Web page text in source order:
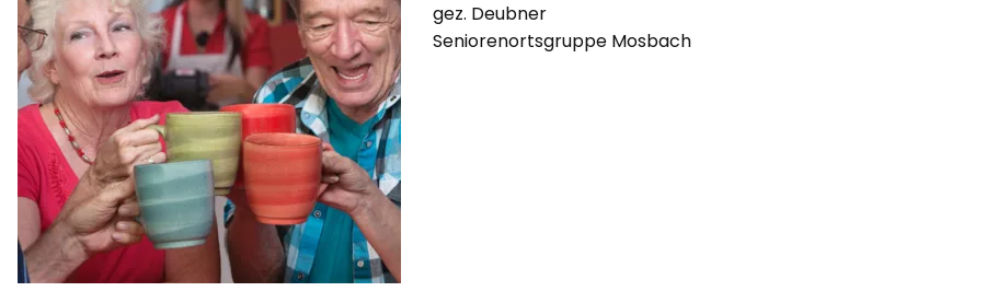
gez. Deubner
Seniorenortsgruppe Mosbach